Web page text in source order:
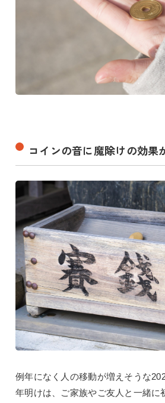
コインの音に魔除けの効果
例年になく人の移動が増えそうな
年明けは、ご家族やご友人と一緒に